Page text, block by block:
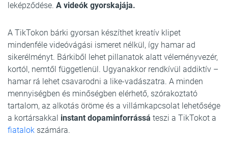
leképződése. A videók gyorskajája.
A TikTokon bárki gyorsan készíthet kreatív klipet
mindenféle videóvágási ismeret nélkül, így hamar ad
sikerélményt. Bárkiből lehet pillanatok alatt véleményvezér,
kortól, nemtől függetlenül. Ugyanakkor rendkívül addiktív –
hamar rá lehet csavarodni a like-vadászatra. A minden
mennyiségben és minőségben elérhető, szórakoztató
tartalom, az alkotás öröme és a villámkapcsolat lehetősége
a kortársakkal instant dopaminforrássá teszi a TikTokot a
fiatalok számára.